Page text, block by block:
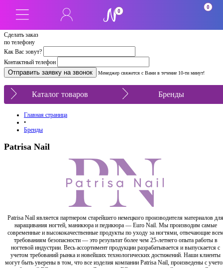
Сделать заказ
по телефону
Как Вас зовут?
Контактный телефон
Менеджер свяжется с Вами в течение 10-ти минут!
0
0
Каталог товаров Бренды
Главная страница
•
Бренды
Patrisa Nail
Patrisa Nail является партнером старейшего немецкого производителя материалов для
наращивания ногтей, маникюра и педикюра — Euro Nail. Мы производим самые
современные и высококачественные продукты по уходу за ногтями, отвечающие
требованиям безопасности — это результат более чем 25-летнего опыта работы в
ногтевой индустрии. Весь ассортимент продукции разрабатывается и выпускается с
учетом требований рынка и новейших технологических достижений. Наши клиенты
могут быть уверены в том, что все изделия компании Patrisa Nail, произведены с